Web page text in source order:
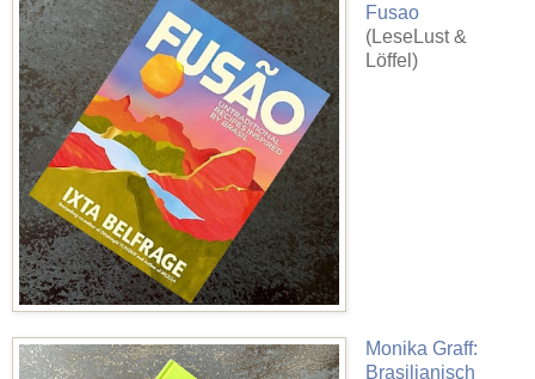
Fusao
(LeseLust &
Löffel)
Monika Graff:
Brasilianisch